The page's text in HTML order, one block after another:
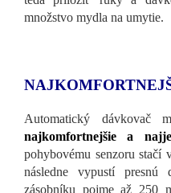
množstvo mydla na umytie.
Automatický dávkovač
najkomfortnejšie a
pohybovému senzoru
následne vypustí presnú
zásobníku pojme až 250